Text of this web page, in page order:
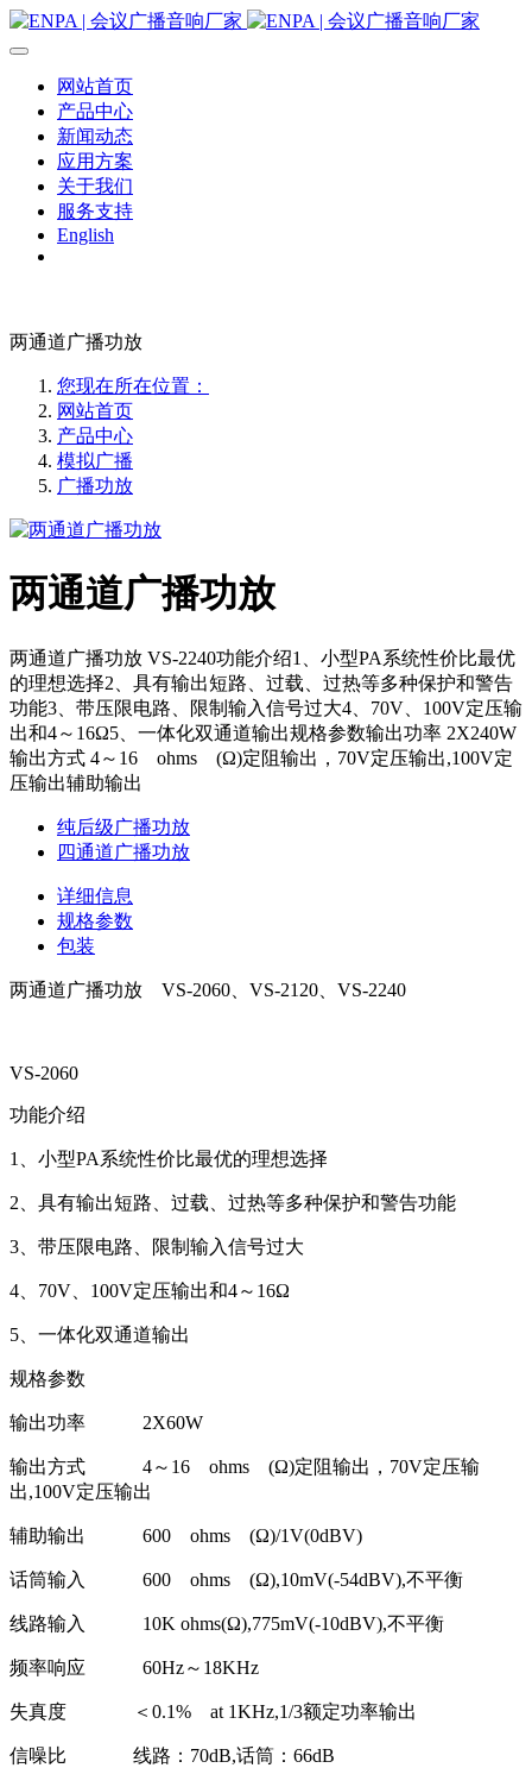
网站首页
产品中心
新闻动态
应用方案
关于我们
服务支持
English
两通道广播功放
您现在所在位置：
网站首页
产品中心
模拟广播
广播功放
两通道广播功放
两通道广播功放 VS-2240功能介绍1、小型PA系统性价比最优
的理想选择2、具有输出短路、过载、过热等多种保护和警告
功能3、带压限电路、限制输入信号过大4、70V、100V定压输
出和4～16Ω5、一体化双通道输出规格参数输出功率 2X240W
输出方式 4～16 ohms (Ω)定阻输出，70V定压输出,100V定
压输出辅助输出
纯后级广播功放
四通道广播功放
详细信息
规格参数
包装
两通道广播功放 VS-2060、VS-2120、VS-2240
VS-2060
功能介绍
1、小型PA系统性价比最优的理想选择
2、具有输出短路、过载、过热等多种保护和警告功能
3、带压限电路、限制输入信号过大
4、70V、100V定压输出和4～16Ω
5、一体化双通道输出
规格参数
输出功率 2X60W
输出方式 4～16 ohms (Ω)定阻输出，70V定压输
出,100V定压输出
辅助输出 600 ohms (Ω)/1V(0dBV)
话筒输入 600 ohms (Ω),10mV(-54dBV),不平衡
线路输入 10K ohms(Ω),775mV(-10dBV),不平衡
频率响应 60Hz～18KHz
失真度 ＜0.1% at 1KHz,1/3额定功率输出
信噪比 线路：70dB,话筒：66dB